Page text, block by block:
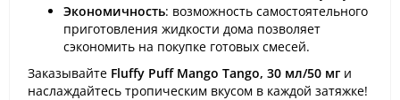
Экономичность: возможность самостоятельного
приготовления жидкости дома позволяет
сэкономить на покупке готовых смесей.
Заказывайте Fluffy Puff Mango Tango, 30 мл/50 мг и
наслаждайтесь тропическим вкусом в каждой затяжке!